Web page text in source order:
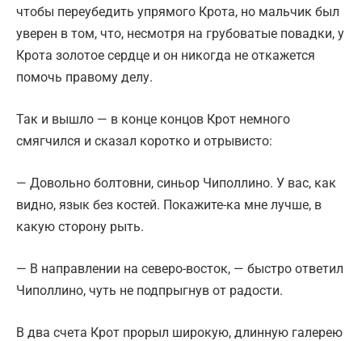
чтобы переубедить упрямого Крота, но мальчик был
уверен в том, что, несмотря на грубоватые повадки, у
Крота золотое сердце и он никогда не откажется
помочь правому делу.
Так и вышло — в конце концов Крот немного
смягчился и сказал коротко и отрывисто:
— Довольно болтовни, синьор Чиполлино. У вас, как
видно, язык без костей. Покажите-ка мне лучше, в
какую сторону рыть.
— В направлении на северо-восток, — быстро ответил
Чиполлино, чуть не подпрыгнув от радости.
В два счета Крот прорыл широкую, длинную галерею